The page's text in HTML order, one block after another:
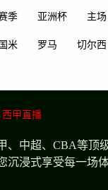
季 亚洲杯 主场
米 罗马 切尔西
西甲直播
中超、CBA等顶
浸式享受每一场体